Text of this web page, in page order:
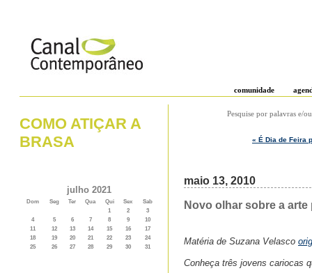
comunidade
COMO ATIÇAR A
BRASA
julho 2021
Dom Seg Ter Qua Qui Sex
Sab
1
2
3
4
5 6 7 8 9
10
11
12 13 14 15 16
17
18
19 20 21 22 23
24
25
26 27 28 29 30 31
Pesquise por palavras e/
« É Dia de Feira
maio 13, 2010
Novo olhar sobre a
Matéria de Suzana Velasco
Conheça três jovens cariocas